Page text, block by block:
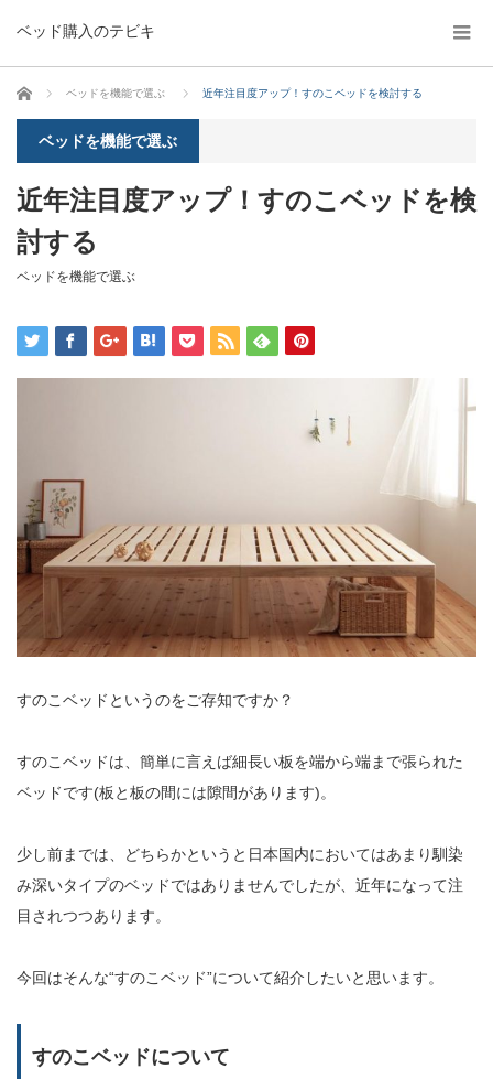
ベッド購入のテビキ
ホーム ベッドを機能で選ぶ 近年注目度アップ！すのこベッドを検討する
ベッドを機能で選ぶ
近年注目度アップ！すのこベッドを検
討する
ベッドを機能で選ぶ
すのこベッドというのをご存知ですか？
すのこベッドは、簡単に言えば細長い板を端から端まで張られた
ベッドです(板と板の間には隙間があります)。
少し前までは、どちらかというと日本国内においてはあまり馴染
み深いタイプのベッドではありませんでしたが、近年になって注
目されつつあります。
今回はそんな“すのこベッド”について紹介したいと思います。
すのこベッドについて